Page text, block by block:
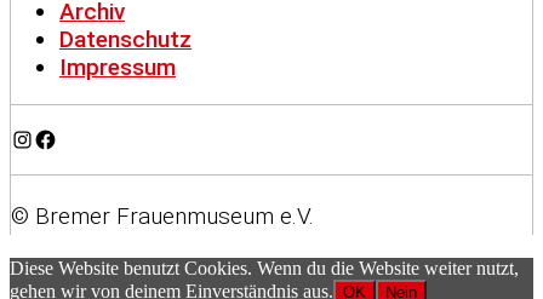
Archiv
Datenschutz
Impressum
Instagram
Facebook
© Bremer Frauenmuseum e.V.
Diese Website benutzt Cookies. Wenn du die Website weiter nutzt,
gehen wir von deinem Einverständnis aus. OK Nein